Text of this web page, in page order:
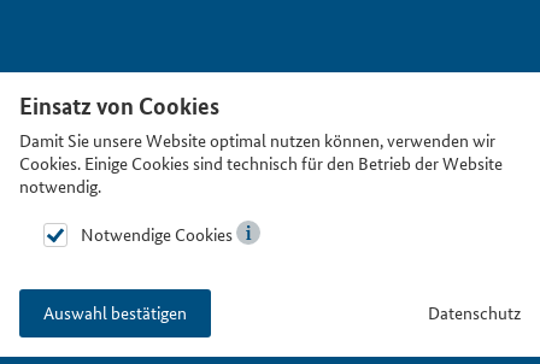
Einsatz von Cookies
Damit Sie unsere Website optimal nutzen können, verwenden wir
Cookies. Einige Cookies sind technisch für den Betrieb der Website
notwendig.
Notwendige Cookies
Auswahl bestätigen Datenschutz